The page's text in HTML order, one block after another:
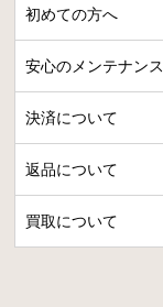
初めての方へ
安心のメンテナンス
決済について
返品について
買取について